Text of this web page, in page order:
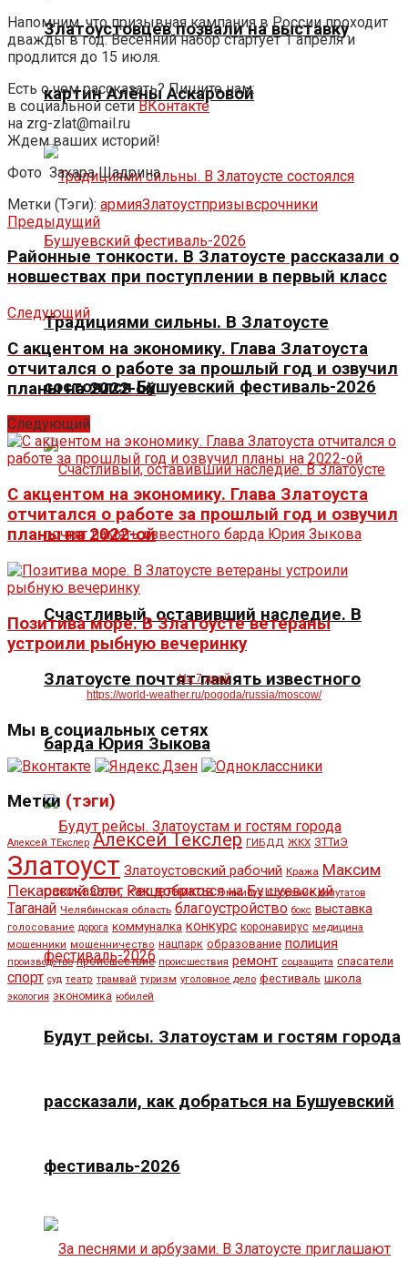
Златоустовцев позвали на выставку
картин Алёны Аскаровой
Традициями сильны. В Златоусте
состоялся Бушуевский фестиваль-2026
Счастливый, оставивший наследие. В
Златоусте почтят память известного
барда Юрия Зыкова
Будут рейсы. Златоустам и гостям города
рассказали, как добраться на Бушуевский
фестиваль-2026
Напомним, что призывная кампания в России проходит
дважды в год. Весенний набор стартует 1 апреля и
продлится до 15 июля.
Есть о чем рассказать? Пишите нам:
в социальной сетиВКонтакте
на zrg-zlat@mail.ru
Ждем ваших историй!
Фото Захара Шадрина
Метки (Тэги): армияЗлатоустпризывсрочники
Предыдущий
Районные тонкости. В Златоусте рассказали о
новшествах при поступлении в первый класс
Следующий
С акцентом на экономику. Глава Златоуста
отчитался о работе за прошлый год и озвучил
планы на 2022-ой
Следующий
С акцентом на экономику. Глава Златоуста
отчитался о работе за прошлый год и озвучил
планы на 2022-ой
Позитива море. В Златоусте ветераны
устроили рыбную вечеринку
На 7 дней
https://world-weather.ru/pogoda/russia/moscow/
Мы в социальных сетях
Метки (тэги)
Алексей ТЕкслер Алексей Текслер ГИБДД ЖКХ ЗТТиЭ
Златоуст Златоустовский рабочий Кража Максим
Пекарский Олег Решетников Омнибус Собрание депутатов
Таганай Челябинская область благоустройство бокс выставка
голосование дорога коммуналка конкурс коронавирус медицина
мошенники мошенничество нацпарк образование полиция
производство происшествие происшествия ремонт соцзащита спасатели
спорт суд театр трамвай туризм уголовное дело фестиваль школа
экология экономика юбилей